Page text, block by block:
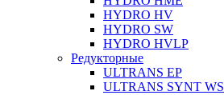
HYDRO HV
HYDRO SW
HYDRO HVLP
Редукторные
ULTRANS EP
ULTRANS SYNT WS